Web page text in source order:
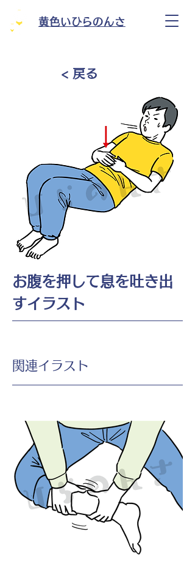
黄色いひらのんさ
< 戻る
お腹を押して息を吐き出
すイラスト
​関連イラスト